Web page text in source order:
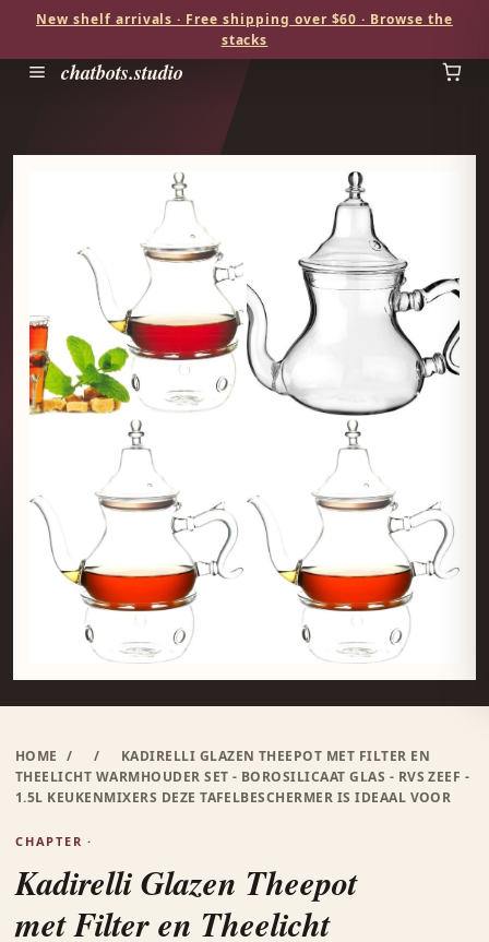
New shelf arrivals · Free shipping over $60 · Browse the
stacks
chatbots.studio
HOME / /
KADIRELLI GLAZEN THEEPOT MET FILTER EN
THEELICHT WARMHOUDER SET - BOROSILICAAT GLAS - RVS ZEEF -
1.5L KEUKENMIXERS DEZE TAFELBESCHERMER IS IDEAAL VOOR
CHAPTER ·
Kadirelli Glazen Theepot
met Filter en Theelicht